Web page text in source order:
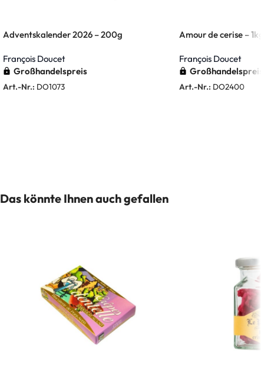
Adventskalender 2026 – 200g
François Doucet
Großhandelspreis
Art.-Nr.: DO1073
Amour de cerise – 1kg
François Doucet
Großhandelspreis
Art.-Nr.: DO2400
Das könnte Ihnen auch gefallen